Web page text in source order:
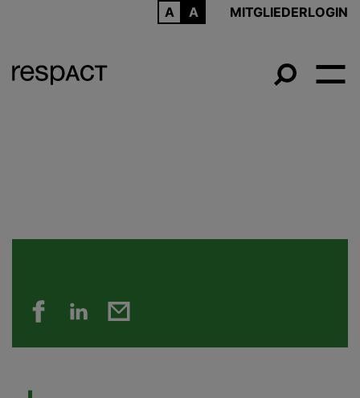
MITGLIEDERLOGIN